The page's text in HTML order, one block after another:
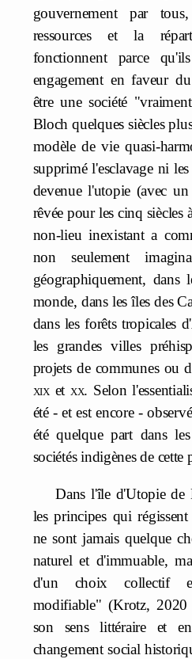
gouvernement par
ressources et la
fonctionnent parce
engagement en faveur
être une société
Bloch quelques siècles
modèle de vie quasi-
supprimé l'esclavage ni
devenue l'utopie (avec
rêvée pour les cinq siècles
non-lieu inexistant a
non seulement
géographiquement, dans
monde, dans les îles des
dans les forêts tropicales
les grandes villes
projets de communes ou
xixet xx. Selon
été - et est encore -
été quelque part dans
sociétés indigènes de cette
Dans l'île d'Utopie de
les principes qui
ne sont jamais quelque
naturel et d'immuable,
d'un choix collectif
modifiable" (Krotz,
son sens littéraire et
changement social